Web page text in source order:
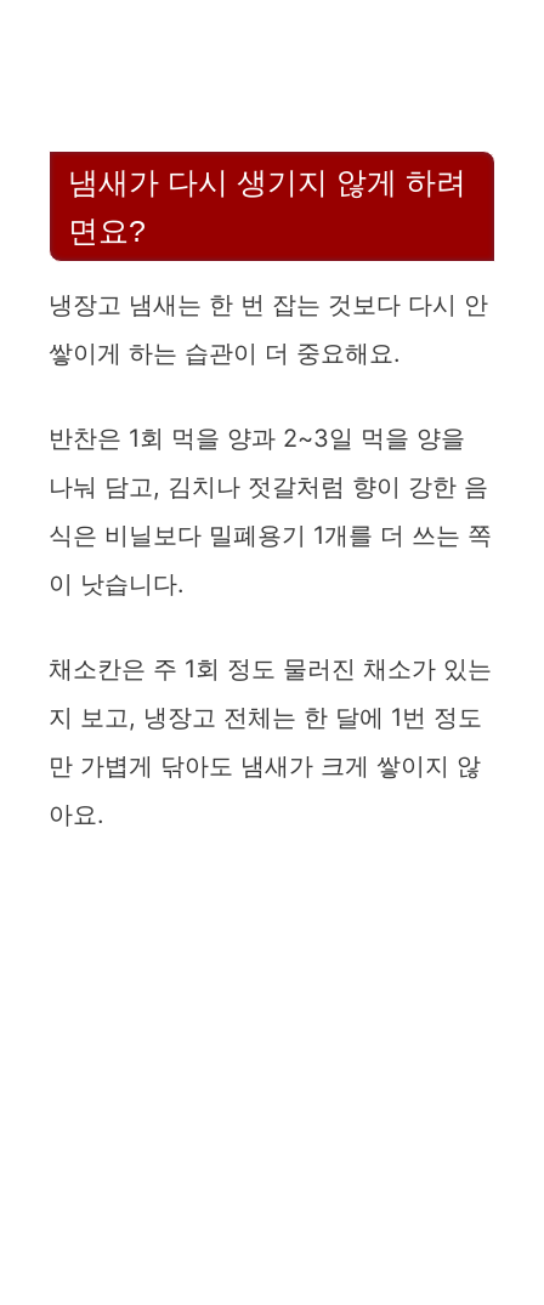
냄새가 다시 생기지 않게 하려
면요?
냉장고 냄새는 한 번 잡는 것보다 다시 안
쌓이게 하는 습관이 더 중요해요.
반찬은 1회 먹을 양과 2~3일 먹을 양을
나눠 담고, 김치나 젓갈처럼 향이 강한 음
식은 비닐보다 밀폐용기 1개를 더 쓰는 쪽
이 낫습니다.
채소칸은 주 1회 정도 물러진 채소가 있는
지 보고, 냉장고 전체는 한 달에 1번 정도
만 가볍게 닦아도 냄새가 크게 쌓이지 않
아요.